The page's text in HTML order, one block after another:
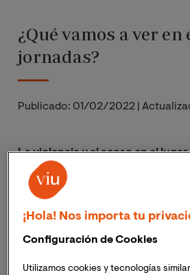
¿Qué vamos a ver en
jornadas?
Publicado: 01/02/2022
La violencia y el acoso en el
amenaza significativa y continua
seguridad de los trabajadores
productividad y reputación de
La tecnología y la prevención de
¡Hola! Nos importa tu
Configuración de Cookies
Utilizamos cookies y tecnologías